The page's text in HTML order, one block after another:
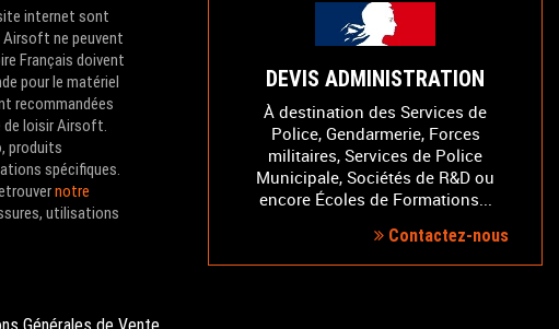
internet sont
Airsoft ne peuvent
Français doivent
pour le matériel
recommandées
loisir Airsoft.
produits
spécifiques.
notre
utilisations
DEVIS ADMINISTRATION
À destination des Services de
Police, Gendarmerie, Forces
militaires, Services de Police
Municipale, Sociétés de R&D ou
encore Écoles de Formations...
Contactez-nous